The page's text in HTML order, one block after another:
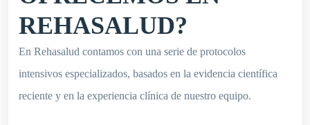
REHASALUD?
En Rehasalud contamos con una serie de protocolos
intensivos especializados, basados en la evidencia científica
reciente y en la experiencia clínica de nuestro equipo.